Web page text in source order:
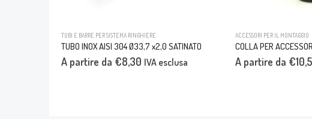
TUBI E BARRE PER SISTEMA RINGHIERE
TUBO INOX AISI 304 Ø33,7 x2,0 SATINATO
A partire da €8,30 IVA esclusa
ACCESSORI PER IL MONTAGGIO
A partire da €